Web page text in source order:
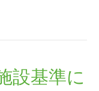
設基準に